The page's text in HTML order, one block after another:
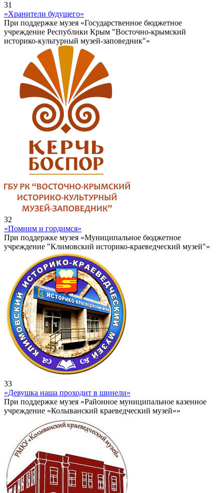
31
«Хранители будущего»
При поддержке музея «Государственное бюджетное
учреждение Республики Крым "Восточно-крымский
историко-культурный музей-заповедник"»
32
«Помним и гордимся»
При поддержке музея «Муниципальное бюджетное
учреждение "Климовский историко-краеведческий музей"»
33
«Девушка наша проходит в шинели»
При поддержке музея «Районное муниципальное казенное
учреждение «Колыванский краеведческий музей»»